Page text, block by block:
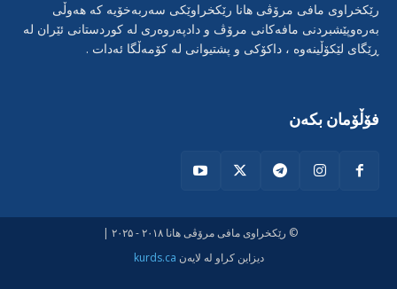
فۆڵۆمان بکەن
رێکخراوی مافی مرۆڤی هانا رێکخراوێکی سەربەخۆیە کە هەوڵی
بەرەوپێشبردنی مافەکانی مرۆڤ و دادپەروەری لە کوردستانی ئێران لە
ڕێگای لێکۆڵینەوە ، داکۆکی و پشتیوانی لە کۆمەڵگا ئەدات .
© رێکخراوی مافی مرۆڤی هانا ۲۰۱۸ - ۲۰۲۵ |
دیزاین کراو لە لایەن kurds.ca